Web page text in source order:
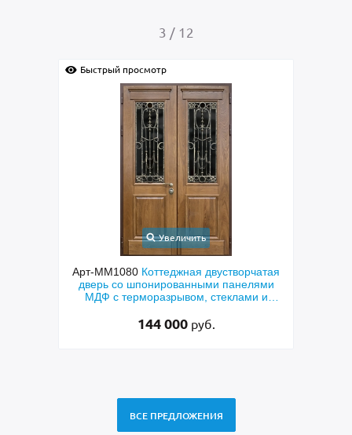
3 / 12
Быстрый просмотр
Увеличить
Арт-ММ1080 Коттеджная двустворчатая
дверь со шпонированными панелями
МДФ с терморазрывом, стеклами и
144 000 руб.
ВСЕ ПРЕДЛОЖЕНИЯ